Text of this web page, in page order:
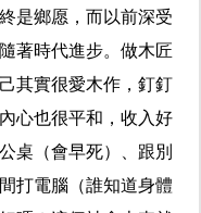
是鄉愿，而以前深受
著時代進步。做木匠
其實很愛木作，釘釘
心也很平和，收入好
桌（會早死）、跟別
打電腦（誰知道身體